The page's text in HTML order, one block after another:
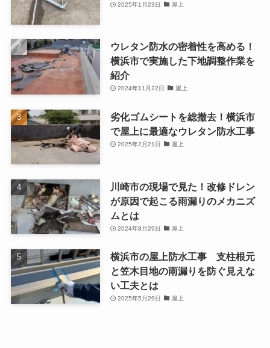
2025年1月23日 屋上
ウレタン防水の密着性を高める！
横浜市で実施した下地調整作業を
紹介
2024年11月22日 屋上
劣化ゴムシートを総撤去！横浜市
で屋上に最適なウレタン防水工事
2025年2月21日 屋上
川崎市の現場で見た！改修ドレン
が原因で起こる雨漏りのメカニズ
ムとは
2024年8月29日 屋上
横浜市の屋上防水工事 支柱根元
と笠木目地の雨漏りを防ぐ見えな
い工夫とは
2025年5月29日 屋上